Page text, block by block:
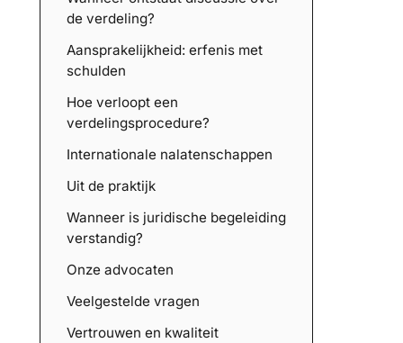
de verdeling?
Aansprakelijkheid: erfenis met
schulden
Hoe verloopt een
verdelingsprocedure?
Internationale nalatenschappen
Uit de praktijk
Wanneer is juridische begeleiding
verstandig?
Onze advocaten
Veelgestelde vragen
Vertrouwen en kwaliteit